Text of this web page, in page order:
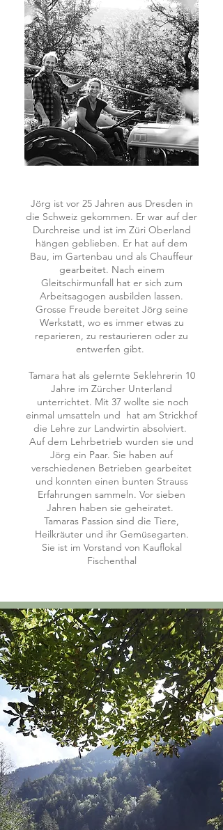
Jörg ist vor 25 Jahren aus Dresden in
die Schweiz gekommen. Er war auf der
Durchreise und ist im Züri Oberland
hängen geblieben. Er hat auf dem
Bau, im Gartenbau und als Chauffeur
gearbeitet. Nach einem
Gleitschirmunfall hat er sich zum
Arbeitsagogen ausbilden lassen.
Grosse Freude bereitet Jörg seine
Werkstatt, wo es immer etwas zu
reparieren, zu restaurieren oder zu
entwerfen gibt.
Tamara hat als gelernte Seklehrerin 10
Jahre im Zürcher Unterland
unterrichtet. Mit 37 wollte sie noch
einmal umsatteln und hat am Strickhof
die Lehre zur Landwirtin absolviert.
Auf dem Lehrbetrieb wurden sie und
Jörg ein Paar. Sie haben auf
verschiedenen Betrieben gearbeitet
und konnten einen bunten Strauss
Erfahrungen sammeln. Vor sieben
Jahren haben sie geheiratet.
Tamaras Passion sind die Tiere,
Heilkräuter und ihr Gemüsegarten.
Sie ist im Vorstand von Kauflokal
Fischenthal